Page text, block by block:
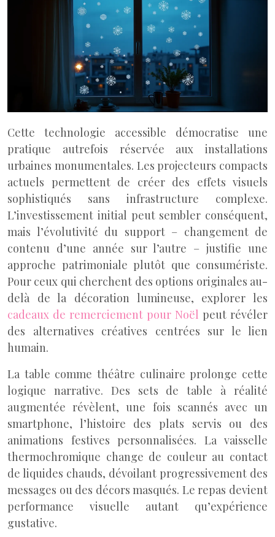
Cette technologie accessible démocratise une
pratique autrefois réservée aux installations
urbaines monumentales. Les projecteurs compacts
actuels permettent de créer des effets visuels
sophistiqués sans infrastructure complexe.
L’investissement initial peut sembler conséquent,
mais l’évolutivité du support – changement de
contenu d’une année sur l’autre – justifie une
approche patrimoniale plutôt que consumériste.
Pour ceux qui cherchent des options originales au-
delà de la décoration lumineuse, explorer les
cadeaux de remerciement pour Noël peut révéler
des alternatives créatives centrées sur le lien
humain.
La table comme théâtre culinaire prolonge cette
logique narrative. Des sets de table à réalité
augmentée révèlent, une fois scannés avec un
smartphone, l’histoire des plats servis ou des
animations festives personnalisées. La vaisselle
thermochromique change de couleur au contact
de liquides chauds, dévoilant progressivement des
messages ou des décors masqués. Le repas devient
performance visuelle autant qu’expérience
gustative.